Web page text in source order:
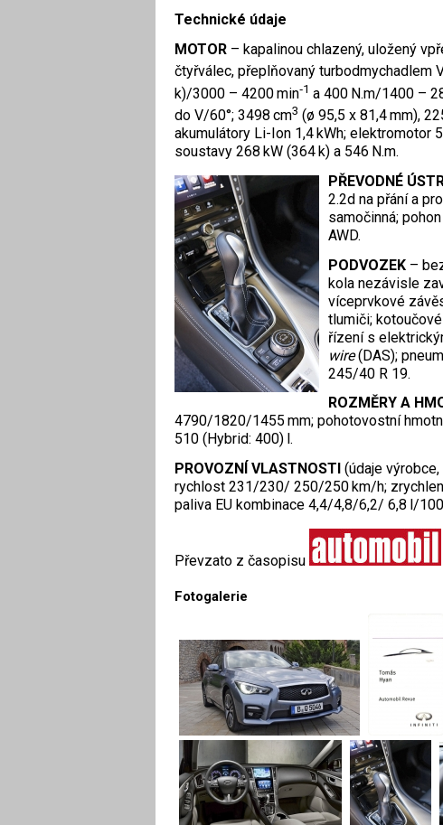
Technické údaje
MOTOR – kapalinou chlazený, uložený
čtyřválec, přeplňovaný turbodmychadlem
k)/3000 – 4200 min‑1 a 400 N.m/1400 –
do V/60°; 3498 cm3 (ø 95,5 x 81,4 mm),
akumulátory Li-Ion 1,4 kWh; elektromotor
soustavy 268 kW (364 k) a 546 N.m.
PŘEVODNÉ
2.2d na přání a
samočinná;
AWD.
PODVOZEK –
kola nezávisle
víceprvkové
tlumiči;
řízení s
wire(DAS);
245/40 R 19.
ROZMĚRY A
4790/1820/1455 mm; pohotovostní
510 (Hybrid: 400) l.
PROVOZNÍ VLASTNOSTI (údaje
rychlost 231/230/ 250/250 km/h;
paliva EU kombinace 4,4/4,8/6,2/ 6,8 l/
Převzato z časopisu
Fotogalerie